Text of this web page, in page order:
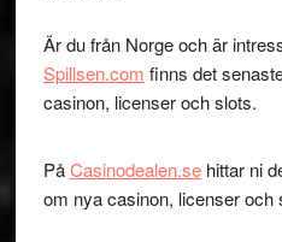
Är du från Norge och är
Spillsen.com finns det
casinon, licenser och slots.
PåCasinodealen.sehittar ni
om nya casinon, licenser och